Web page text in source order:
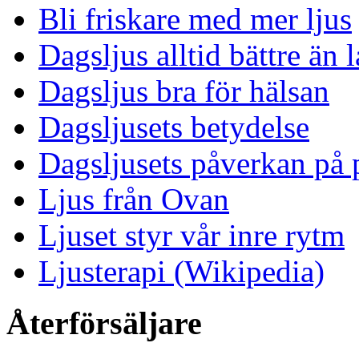
Bli friskare med mer ljus
Dagsljus alltid bättre än
Dagsljus bra för hälsan
Dagsljusets betydelse
Dagsljusets påverkan på
Ljus från Ovan
Ljuset styr vår inre rytm
Ljusterapi (Wikipedia)
Återförsäljare